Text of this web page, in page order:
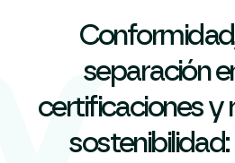
separación
certificaciones y